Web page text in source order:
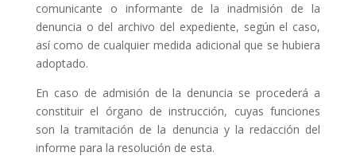
comunicante o informante de la inadmisión de la
denuncia o del archivo del expediente, según el caso,
así como de cualquier medida adicional que se hubiera
adoptado.
En caso de admisión de la denuncia se procederá a
constituir el órgano de instrucción, cuyas funciones
son la tramitación de la denuncia y la redacción del
informe para la resolución de esta.